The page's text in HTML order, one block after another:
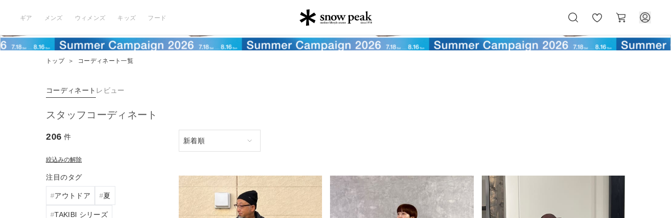
ギア メンズ ウィメンズ キッズ フード
気
に
ー
ト
トップ ＞ コーディネート一覧
コーディネート レビュー
スタッフコーディネート
206 件
絞込みの解除
注目のタグ
アウトドア 夏
TAKIBI シリーズ